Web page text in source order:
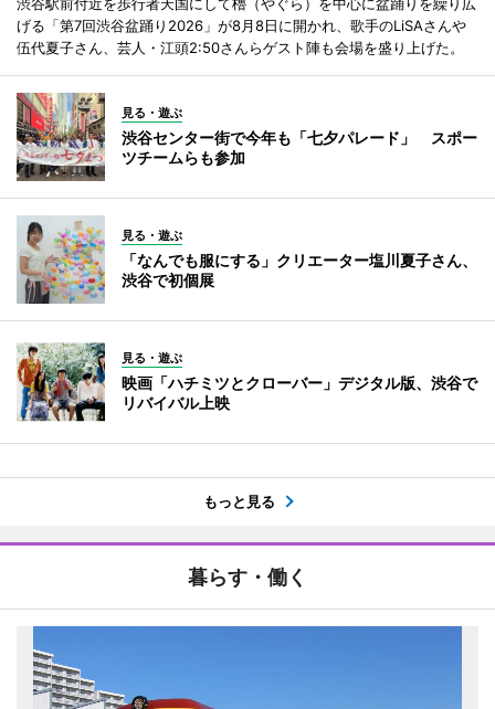
渋谷駅前付近を歩行者天国にして櫓（やぐら）を中心に盆踊りを繰り広
げる「第7回渋谷盆踊り2026」が8月8日に開かれ、歌手のLiSAさんや
伍代夏子さん、芸人・江頭2:50さんらゲスト陣も会場を盛り上げた。
見る・遊ぶ
渋谷センター街で今年も「七夕パレード」 スポー
ツチームらも参加
見る・遊ぶ
「なんでも服にする」クリエーター塩川夏子さん、
渋谷で初個展
見る・遊ぶ
映画「ハチミツとクローバー」デジタル版、渋谷で
リバイバル上映
もっと見る
暮らす・働く